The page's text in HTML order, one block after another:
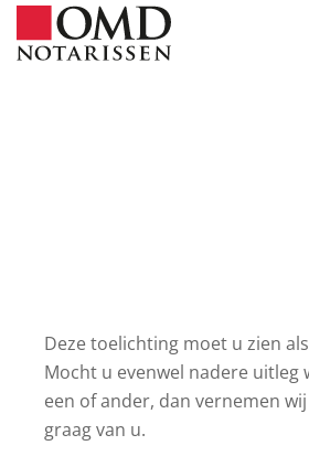
Deze toelichting moet u zien
Mocht u evenwel nadere uitleg
een of ander, dan vernemen
graag van u.